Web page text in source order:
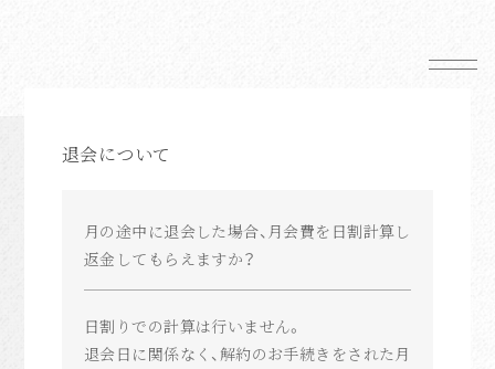
Mail Magazine
Shop
退会について
月の途中に退会した場合、月会費を日割計算し
返金してもらえますか？
日割りでの計算は行いません。
退会日に関係なく、解約のお手続きをされた月